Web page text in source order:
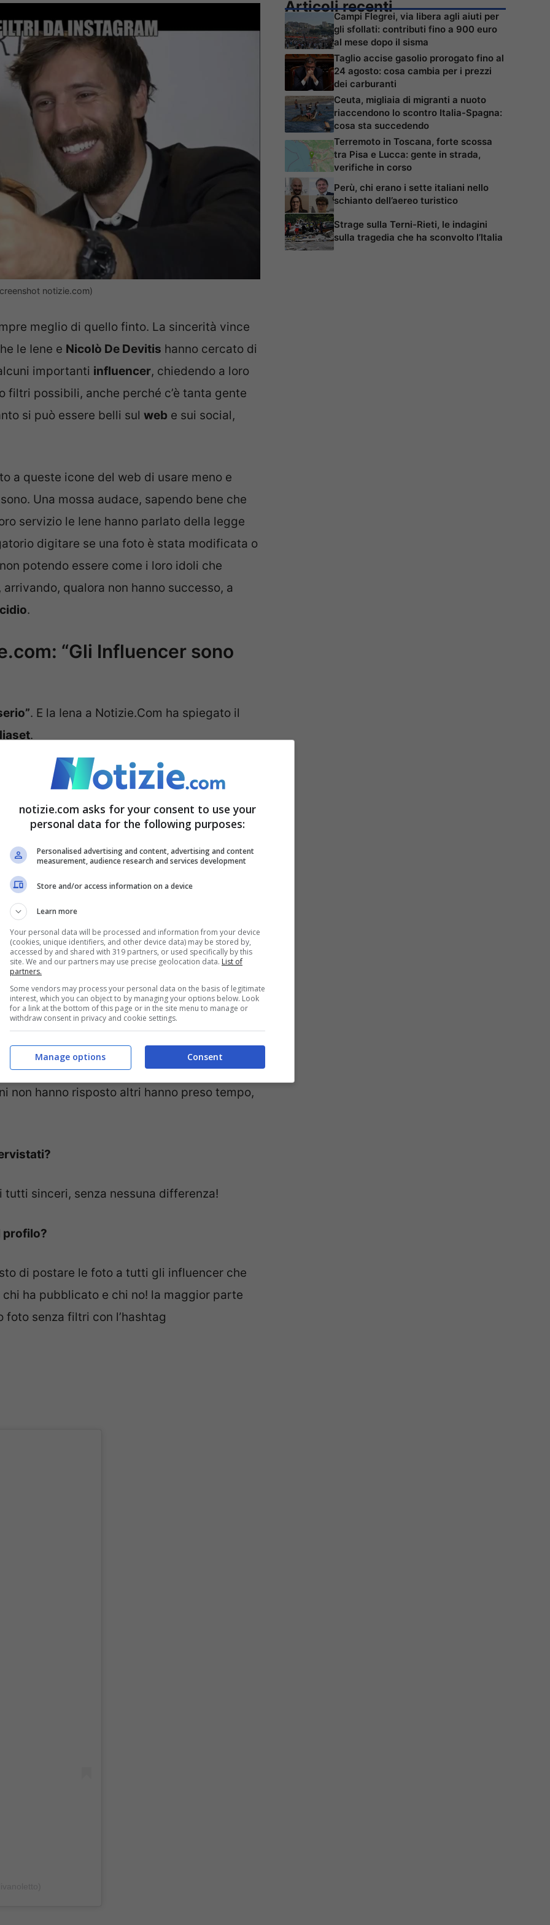
notizie.com)
meglio di quello finto. La sincerità vince
le Iene e Nicolò De Devitis hanno cercato di
importanti influencer, chiedendo a loro
filtri possibili, anche perché c’è tanta gente
si può essere belli sul web e sui social,
a queste icone del web di usare meno e
Una mossa audace, sapendo bene che
servizio le Iene hanno parlato della legge
digitare se una foto è stata modificata o
potendo essere come i loro idoli che
, arrivando, qualora non hanno successo, a
.
“Gli Influencer sono
. E la Iena a Notizie.Com ha spiegato il
.
sono state fatte tutte in modo diretto
filtri appunto! abbiamo provocato un po’
per sensibilizzare.
a quei filtri e app che modificano
del colore ci mancherebbe, quelli si usano
nelle persone.
secodno la quale chiunque posti una foto
deve scriverlo, come un avviso.
in italia come l’avrebbero presa i nostri
non hanno risposto altri hanno preso tempo,
tutti sinceri, senza nessuna differenza!
profilo?
di postare le foto a tutti gli influencer che
ha pubblicato e chi no! la maggior parte
senza filtri con l’hashtag
Articoli recenti
Campi Flegrei, via libera agli aiuti per
gli sfollati: contributi fino a 900 euro
al mese dopo il sisma
Taglio accise gasolio prorogato fino al
24 agosto: cosa cambia per i prezzi
dei carburanti
Ceuta, migliaia di migranti a nuoto
riaccendono lo scontro Italia-Spagna:
cosa sta succedendo
Terremoto in Toscana, forte scossa
tra Pisa e Lucca: gente in strada,
verifiche in corso
Perù, chi erano i sette italiani nello
schianto dell’aereo turistico
Strage sulla Terni-Rieti, le indagini
sulla tragedia che ha sconvolto l’Italia
notizie.com asks for your consent to use your
personal data for the following purposes:
Personalised advertising and content, advertising and content
measurement, audience research and services development
Store and/or access information on a device
Learn more
Your personal data will be processed and information from your device
(cookies, unique identifiers, and other device data) may be stored by,
accessed by and shared with 319 partners, or used specifically by this
site. We and our partners may use precise geolocation data. List of
partners.
Some vendors may process your personal data on the basis of legitimate
interest, which you can object to by managing your options below. Look
for a link at the bottom of this page or in the site menu to manage or
withdraw consent in privacy and cookie settings.
Consent
Manage options